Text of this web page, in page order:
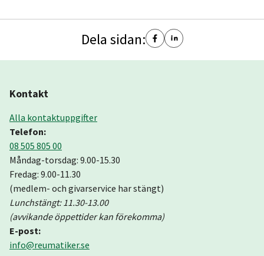
Dela sidan:
Kontakt
Alla kontaktuppgifter
Telefon:
08 505 805 00
Måndag-torsdag: 9.00-15.30
Fredag: 9.00-11.30
(medlem- och givarservice har stängt)
Lunchstängt: 11.30-13.00
(avvikande öppettider kan förekomma)
E-post:
info@reumatiker.se